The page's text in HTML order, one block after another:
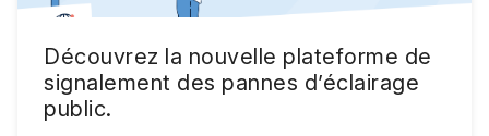
Découvrez la nouvelle plateforme de
signalement des pannes d’éclairage
public.